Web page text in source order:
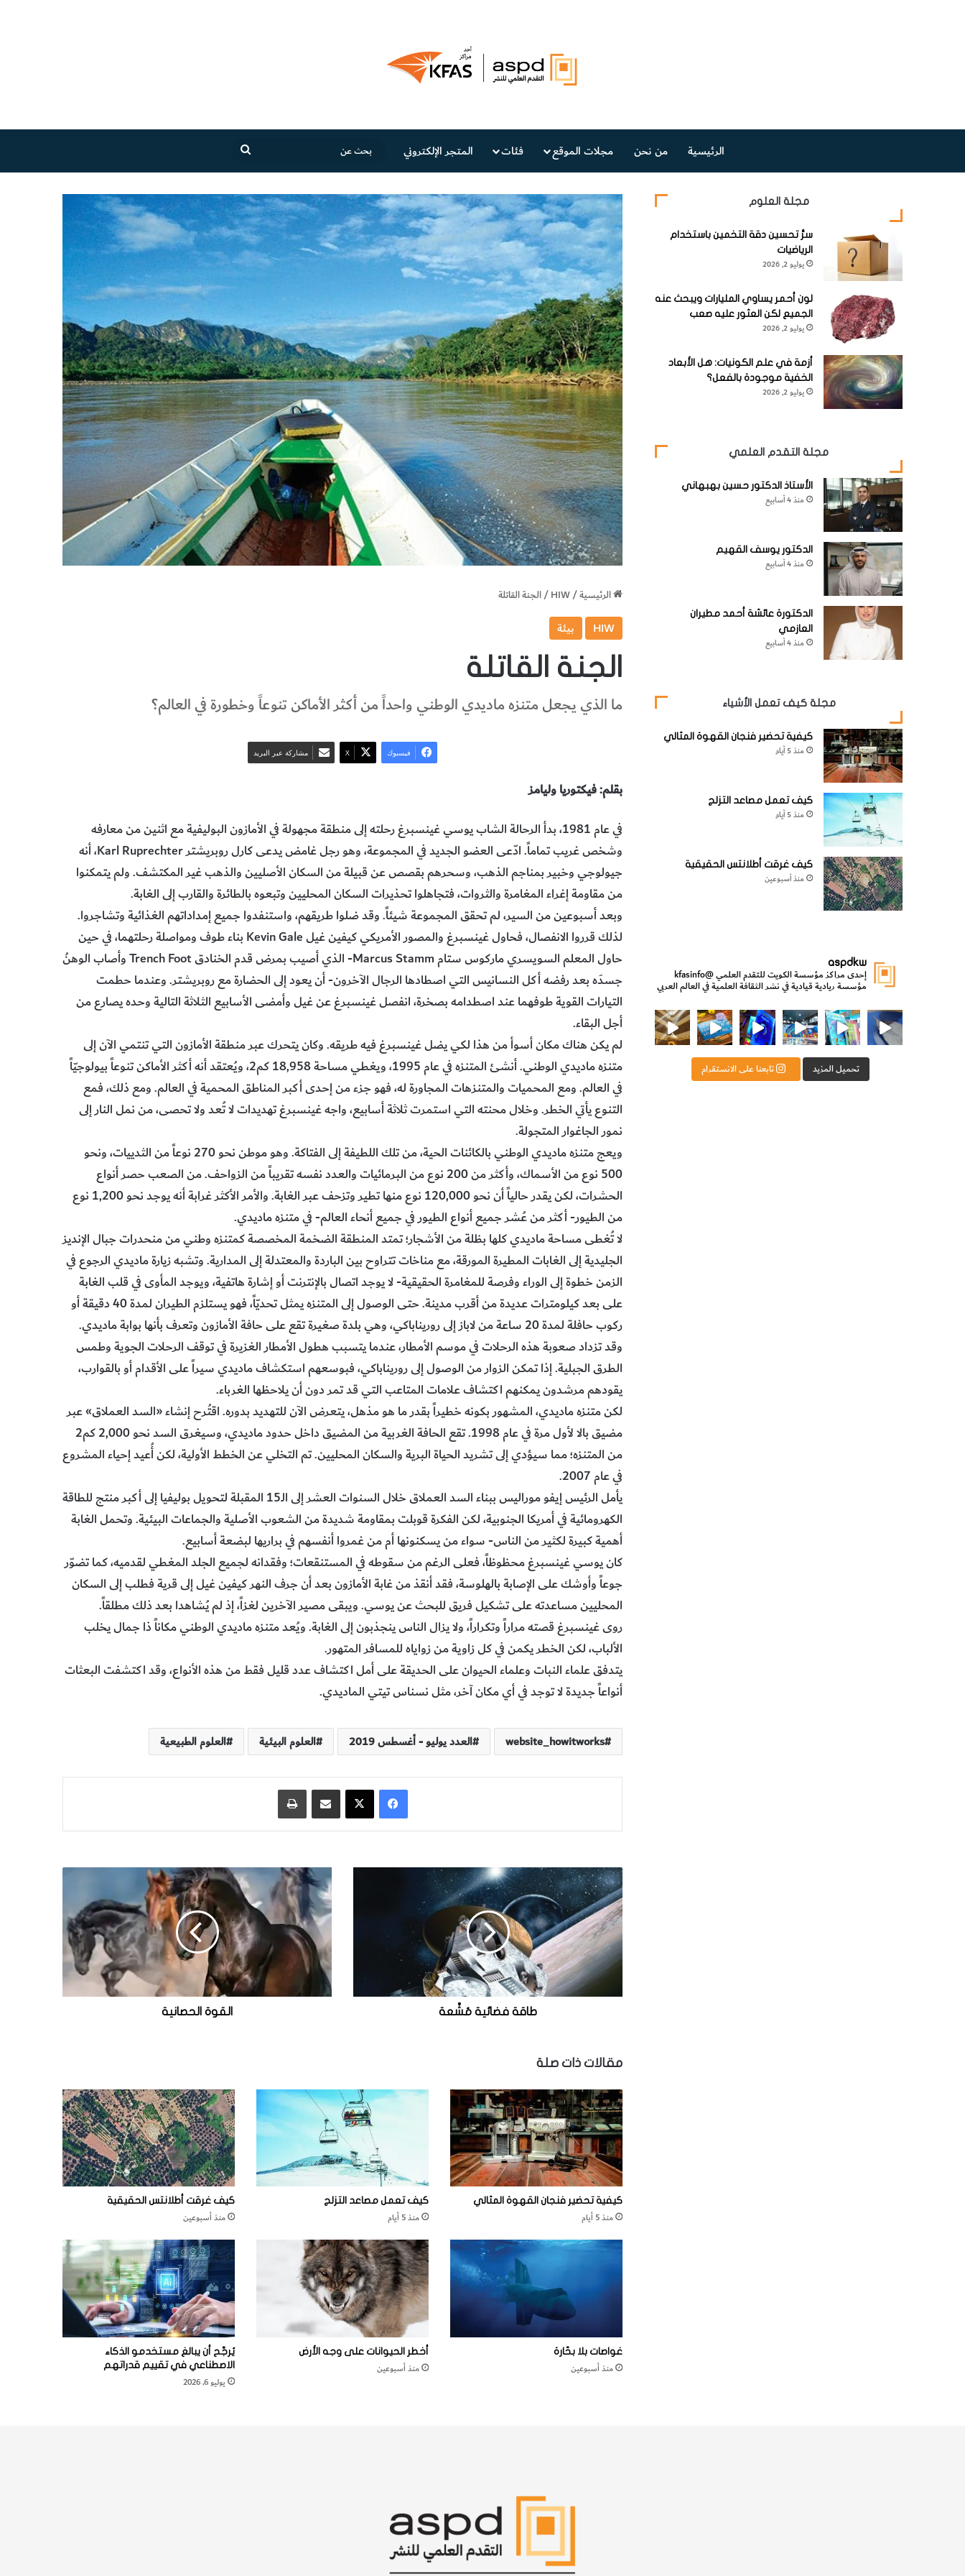
الرئيسية من نحن مجلات الموقع فئات المتجر الإلكتروني
عن
الرئيسية/
HIW
/الجنة القاتلة
HIW بيئة
الجنة القاتلة
ما الذي يجعل متنزه ماديدي الوطني واحداً من أكثر الأماكن تنوعاً وخطورة في العالم؟
فيسبوك ‫X مشاركة عبر البريد
بقلم: فيكتوريا وليامز
في عام 1981، بدأ الرحالة الشاب يوسي غينسبرغ رحلته إلى منطقة مجهولة في الأمازون البوليفية مع اثنين من معارفه
وشخص غريب تماماً. ادّعى العضو الجديد في المجموعة، وهو رجل غامض يدعى كارل روبريشتر Karl Ruprechter، أنه
جيولوجي وخبير بمناجم الذهب، وسحرهم بقصص عن قبيلة من السكان الأصليين والذهب غير المكتشف. ولم يتمكنوا
من مقاومة إغراء المغامرة والثروات، فتجاهلوا تحذيرات السكان المحليين وتبعوه بالطائرة والقارب إلى الغابة.
وبعد أسبوعين من السير، لم تحقق المجموعة شيئاً. وقد ضلوا طريقهم، واستنفدوا جميع إمداداتهم الغذائية وتشاجروا.
لذلك قرروا الانفصال، فحاول غينسبرغ والمصور الأمريكي كيفين غيل Kevin Gale بناء طوف ومواصلة رحلتهما، في حين
حاول المعلم السويسري ماركوس ستام Marcus Stamm- الذي أصيب بمرض قدم الخنادق Trench Foot وأصاب الوهنُ
جسدَه بعد رفضه أكل النسانيس التي اصطادها الرجال الآخرون- أن يعود إلى الحضارة مع روبريشتر. وعندما حطمت
التيارات القوية طوفهما عند اصطدامه بصخرة، انفصل غينسبرغ عن غيل وأمضى الأسابيع الثلاثة التالية وحده يصارع من
أجل البقاء.
لم يكن هناك مكان أسوأ من هذا لكي يضل غينسبرغ فيه طريقه. وكان يتحرك عبر منطقة الأمازون التي تنتمي الآن إلى
متنزه ماديدي الوطني. أنشئ المتنزه في عام 1995، ويغطي مساحة 18,958 كم2، ويُعتقد أنه أكثر الأماكن تنوعاً بيولوجيّاً
في العالم. ومع المحميات والمتنزهات المجاورة له، فهو جزء من إحدى أكبر المناطق المحمية في العالم. ومع ذلك، فمع
التنوع يأتي الخطر. وخلال محنته التي استمرت ثلاثة أسابيع، واجه غينسبرغ تهديدات لا تُعد ولا تحصى، من نمل النار إلى
نمور الجاغوار المتجولة.
ويعج متنزه ماديدي الوطني بالكائنات الحية، من تلك اللطيفة إلى الفتاكة. وهو موطن نحو 270 نوعاً من الثدييات، ونحو
500 نوع من الأسماك، وأكثر من 200 نوع من البرمائيات والعدد نفسه تقريباً من الزواحف. من الصعب حصر أنواع
الحشرات، لكن يقدر حالياً أن نحو 120,000 نوع منها تطير وتزحف عبر الغابة. والأمر الأكثر غرابة أنه يوجد نحو 1,200 نوع
من الطيور- أكثر من عُشر جميع أنواع الطيور في جميع أنحاء العالم- في متنزه ماديدي.
لا تُغطى مساحة ماديدي كلها بظلة من الأشجار؛ تمتد المنطقة الضخمة المخصصة كمتنزه وطني من منحدرات جبال الإنديز
الجليدية إلى الغابات المطيرة المورقة، مع مناخات تتراوح بين الباردة والمعتدلة إلى المدارية. وتشبه زيارة ماديدي الرجوع في
الزمن خطوة إلى الوراء وفرصة للمغامرة الحقيقية- لا يوجد اتصال بالإنترنت أو إشارة هاتفية، ويوجد المأوى في قلب الغابة
على بعد كيلومترات عديدة من أقرب مدينة. حتى الوصول إلى المتنزه يمثل تحديّاً، فهو يستلزم الطيران لمدة 40 دقيقة أو
ركوب حافلة لمدة 20 ساعة من لاباز إلى روريناباكي، وهي بلدة صغيرة تقع على حافة الأمازون وتعرف بأنها بوابة ماديدي.
وقد تزداد صعوبة هذه الرحلات في موسم الأمطار، عندما يتسبب هطول الأمطار الغزيرة في توقف الرحلات الجوية وطمس
الطرق الجبلية. إذا تمكن الزوار من الوصول إلى روريناباكي، فبوسعهم استكشاف ماديدي سيراً على الأقدام أو بالقوارب،
يقودهم مرشدون يمكنهم اكتشاف علامات المتاعب التي قد تمر دون أن يلاحظها الغرباء.
لكن متنزه ماديدي، المشهور بكونه خطيراً بقدر ما هو مذهل، يتعرض الآن للتهديد بدوره. اقتُرح إنشاء «السد العملاق» عبر
مضيق بالا لأول مرة في عام 1998. تقع الحافة الغربية من المضيق داخل حدود ماديدي، وسيغرق السد نحو 2,000 كم2
من المتنزه؛ مما سيؤدي إلى تشريد الحياة البرية والسكان المحليين. تم التخلي عن الخطط الأولية، لكن أُعيد إحياء المشروع
في عام 2007.
يأمل الرئيس إيفو موراليس ببناء السد العملاق خلال السنوات العشر إلى الـ15 المقبلة لتحويل بوليفيا إلى أكبر منتج للطاقة
الكهرومائية في أمريكا الجنوبية، لكن الفكرة قوبلت بمقاومة شديدة من الشعوب الأصلية والجماعات البيئية. وتحمل الغابة
أهمية كبيرة لكثير من الناس- سواء من يسكنونها أم من غمروا أنفسهم في براريها لبضعة أسابيع.
كان يوسي غينسبرغ محظوظاً، فعلى الرغم من سقوطه في المستنقعات؛ وفقدانه لجميع الجلد المغطي لقدميه، كما تضوّر
جوعاً وأوشك على الإصابة بالهلوسة، فقد أنقذ من غابة الأمازون بعد أن جرف النهر كيفين غيل إلى قرية فطلب إلى السكان
المحليين مساعدته على تشكيل فريق للبحث عن يوسي. ويبقى مصير الآخرين لغزاً، إذ لم يُشاهدا بعد ذلك مطلقاً.
روى غينسبرغ قصته مراراً وتكراراً، ولا يزال الناس ينجذبون إلى الغابة. ويُعد متنزه ماديدي الوطني مكاناً ذا جمال يخلب
الألباب، لكن الخطر يكمن في كل زاوية من زواياه للمسافر المتهور.
يتدفق علماء النبات وعلماء الحيوان على الحديقة على أمل اكتشاف عدد قليل فقط من هذه الأنواع، وقد اكتشفت البعثات
أنواعاً جديدة لا توجد في أي مكان آخر، مثل نسناس تيتي الماديدي.
website_howitworks العدد يوليو - أغسطس 2019 العلوم البيئية العلوم الطبيعية
فيسبوك ‫X مشاركة عبر البريد
ط
ا
ق
ة
ف
ض
ا
ي
ع
ة
طاقة فضائية مُشِّعة
ا
ل
ق
و
ا
ل
ح
ص
القوة الحصانية
مقالات ذات صلة
كيفية تحضير فنجان القهوة المثالي
منذ 5 أيام
كيف تعمل مصاعد التزلج
منذ 5 أيام
كيف غرقت أطلانتس الحقيقية
منذ أسبوعين
غواصات بلا بحّارة
منذ أسبوعين
أخطر الحيوانات على وجه الأرض
منذ أسبوعين
يُرجَّح أن يبالغ مستخدمو الذكاء
الاصطناعي في تقييم قدراتهم
يوليو 6, 2026
مجلة العلوم
سرُّ تحسين دقة التخمين باستخدام
الرياضيات
يوليو 2, 2026
لون أحمر يساوي المليارات ويبحث عنه
الجميع لكن العثور عليه صعب
يوليو 2, 2026
أزمة في علم الكونيات: هل الأبعاد
الخفية موجودة بالفعل؟
يوليو 2, 2026
مجلة التقدم العلمي
الأستاذ الدكتور حسين بهبهاني
منذ 4 أسابيع
الدكتور يوسف القهيم
منذ 4 أسابيع
الدكتورة عائشة أحمد مطيران
العازمي
منذ 4 أسابيع
مجلة كيف تعمل الأشياء
كيفية تحضير فنجان القهوة المثالي
منذ 5 أيام
كيف تعمل مصاعد التزلج
منذ 5 أيام
كيف غرقت أطلانتس الحقيقية
منذ أسبوعين
aspdkw
إحدى مراكز مؤسسة الكويت للتقدم العلمي@kfasinfo
مؤسسة ريادية قيادية في نشر الثقافة العلمية في العالم العربي
ووزير الدولة لشؤون الش
من الأعماق نكتشف ومن الكتب نتعلّم⁨ رجعنا! ما كنّا بعيد! مجهزين لكم كل جديد!⁩
تحميل المزيد تابعنا على الانستقرام